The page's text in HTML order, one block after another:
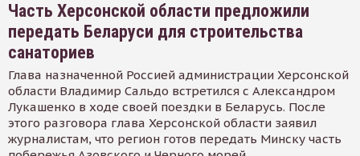
Часть Херсонской области предложили
передать Беларуси для строительства
санаториев
Глава назначенной Россией администрации Херсонской
области Владимир Сальдо встретился с Александром
Лукашенко в ходе своей поездки в Беларусь. После
этого разговора глава Херсонской области заявил
журналистам, что регион готов передать Минску часть